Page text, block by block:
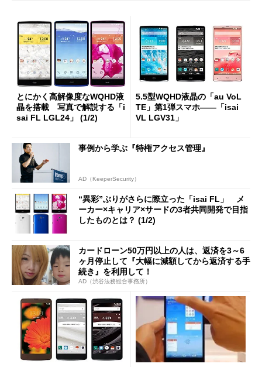
とにかく高解像度なWQHD液
晶を搭載 写真で解説する「i
sai FL LGL24」 (1/2)
5.5型WQHD液晶の「au VoL
TE」第1弾スマホ――「isai
VL LGV31」
事例から学ぶ『特権アクセス管理』
AD（KeeperSecurity）
“異彩”ぶりがさらに際立った「isai FL」 メ
ーカー×キャリア×サードの3者共同開発で目指
したものとは？ (1/2)
カードローン50万円以上の人は、返済を3～6
ヶ月停止して『大幅に減額してから返済する手
続き』を利用して！
AD（渋谷法務総合事務所）